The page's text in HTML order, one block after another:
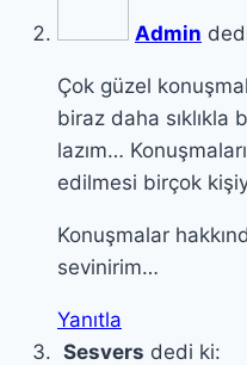
Admin
Çok güzel
biraz daha sıklıkla
lazım…
edilmesi birçok
Konuşmalar
sevinirim…
Yanıtla
Sesvers dedi ki: